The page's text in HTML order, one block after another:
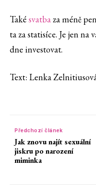
Také svatbaza méně
ta za statisíce. Je jen na
dne investovat.
Text: Lenka
Předchozí článek
Jak znovu najít sexuální
jiskru po narození
miminka